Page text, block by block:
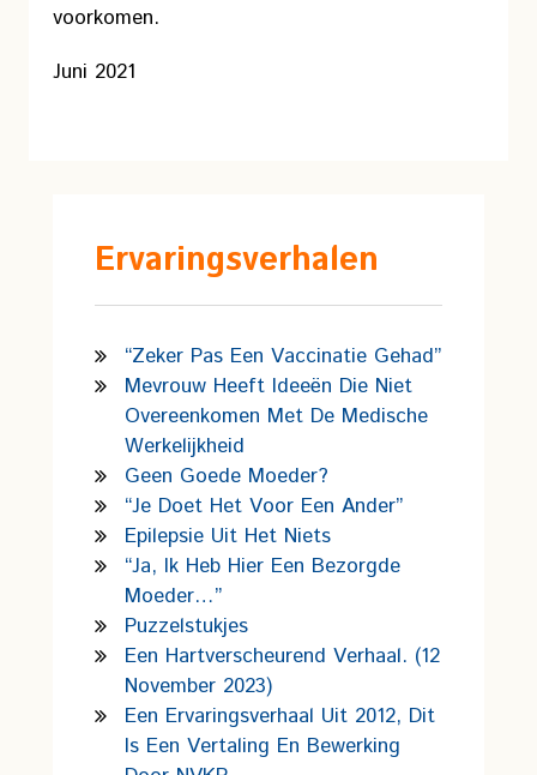
Ervaringsverhalen
“Zeker Pas Een Vaccinatie Gehad”
Mevrouw Heeft Ideeën Die Niet
Overeenkomen Met De Medische
Werkelijkheid
Geen Goede Moeder?
“Je Doet Het Voor Een Ander”
Epilepsie Uit Het Niets
“Ja, Ik Heb Hier Een Bezorgde
Moeder…”
Puzzelstukjes
Een Hartverscheurend Verhaal. (12
November 2023)
Een Ervaringsverhaal Uit 2012, Dit
Is Een Vertaling En Bewerking
voorkomen.
Juni 2021